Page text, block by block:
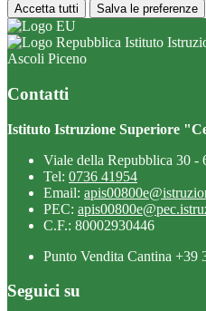
Accetta tutti Salva le preferenze
Istituto
Ascoli Piceno
Contatti
Istituto Istruzione Superiore
Viale della Repubblica 30 -
Tel: 0736 41954
Email:
PEC:
C.F.: 80002930446
Punto Vendita Cantina +39
Seguici su